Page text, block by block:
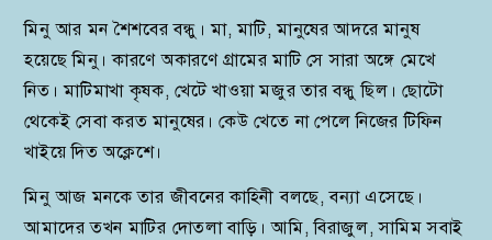
মিনু আর মন শৈশবের বন্ধু। মা, মাটি, মানুষের আদরে মানুষ
হয়েছে মিনু। কারণে অকারণে গ্রামের মাটি সে সারা অঙ্গে মেখে
নিত। মাটিমাখা কৃষক, খেটে খাওয়া মজুর তার বন্ধু ছিল। ছোটো
থেকেই সেবা করত মানুষের। কেউ খেতে না পেলে নিজের টিফিন
খাইয়ে দিত অক্লেশে।
মিনু আজ মনকে তার জীবনের কাহিনী বলছে, বন্যা এসেছে।
আমাদের তখন মাটির দোতলা বাড়ি। আমি, বিরাজুল, সামিম সবাই